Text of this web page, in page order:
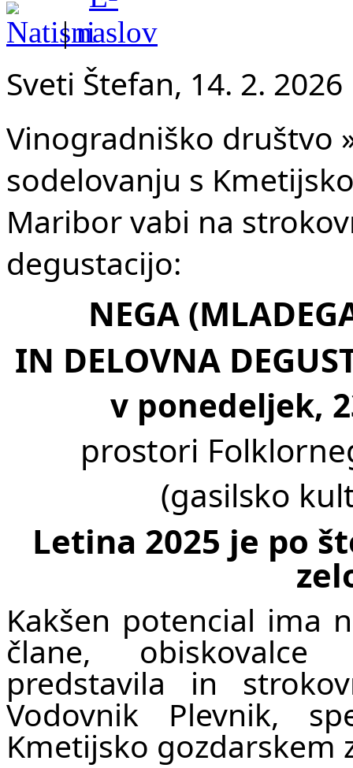
|
Sveti Štefan, 14. 2. 2026
Vinogradniško društvo
sodelovanju s
Maribor vabi na
degustacijo:
NEGA
IN DELOVNA
v ponedeljek,
prostori
(gasilsko
Letina 2025 je po
Kakšen potencial ima
člane,
predstavila in
Vodovnik Plevnik,
Kmetijsko gozdarskem